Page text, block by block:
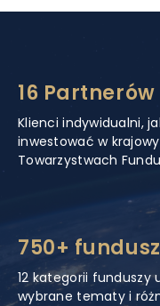
16 Partnerów
Klienci indywidualni,
inwestować w
Towarzystwach
750+
12 kategorii funduszy
wybrane tematy i